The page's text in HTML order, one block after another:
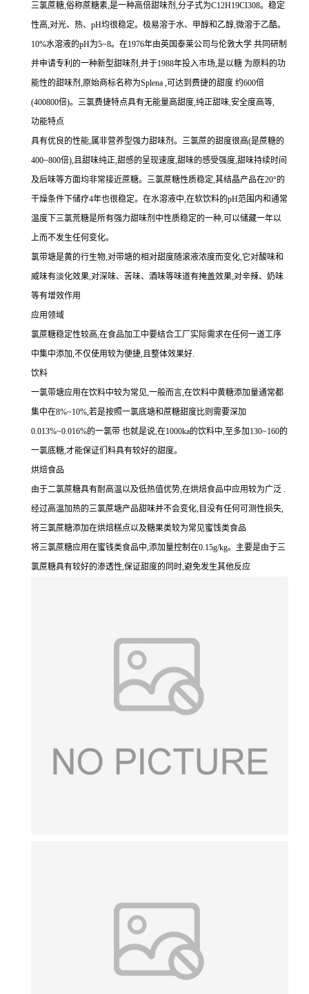
三氯蔗糖,俗称蔗糖素,是一种高倍甜味剂,分子式为C12H19CI308。稳定
性高,对光、热、pH均很稳定。极易溶于水、甲醇和乙醇,微溶于乙酷。
10%水溶液的pH为5~8。在1976年由英国泰莱公司与伦敦大学 共同研制
并申请专利的一种新型甜味剂,并于1988年投入市场,是以糖 为原料的功
能性的甜味剂,原始商标名称为Splena ,可达到费捷的甜度 约600倍
(400800倍)。三氯费捷特点具有无能量高甜度,纯正甜味,安全度高等,
功能特点
具有优良的性能,属非营养型强力甜味剂。三氯蔗的甜度很高(是蔗糖的
400~800倍),且甜味纯正,甜感的呈现速度,甜味的感受强度,甜味持续时间
及后味等方面均非常接近蔗糖。三氯蔗糖性质稳定,其结晶产品在20°的
干燥条件下储疗4年也很稳定。在水溶液中,在软饮料的pH范围内和通常
温度下三氯荒糖是所有强力甜味剂中性质稳定的一种,可以储藏一年以
上而不发生任何变化。
氯带塘是黄的行生物,对带塘的相对甜度随滚液浓度而变化,它对酸味和
威味有淡化效果,对深味、苦味、酒味等味道有掩盖效果,对辛辣、奶味
等有增效作用
应用领域
氯蔗糖稳定性较高,在食品加工中要结合工厂实际需求在任何一道工序
中集中添加,不仅使用较为便捷,且整体效果好.
饮料
一氯带塘应用在饮料中较为常见,一般而言,在饮料中黄糖添加量通常都
集中在8%~10%,若是按照一氯底塘和蔗糖甜度比则需要深加
0.013%~0.016%的一氯带 也就是说,在1000ka的饮料中,至多加130~160的
一氯底糖,才能保证们料具有较好的甜度。
烘焙食品
由于二氯蔗糖具有耐高温以及低热值优势,在烘焙食品中应用较为广泛 .
经过高温加热的三氯蔗塘产品甜味并不会变化,目没有任何可测性损失,
将三氯蔗糖添加在烘焙糕点以及糖果类较为常见蜜饯类食品
将三氯蔗糖应用在蜜钱类食品中,添加量控制在0.15g/kg。主要是由于三
氯蔗糖具有较好的渗透性,保证甜度的同时,避免发生其他反应